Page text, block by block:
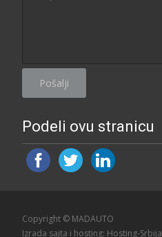
Podeli ovu stranicu
Copyright © MADAUTO
Izrada sajta i hosting: Hosting-Srbija